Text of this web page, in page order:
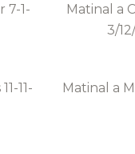
7-1-
Matinal a
3/
11-
Matinal a